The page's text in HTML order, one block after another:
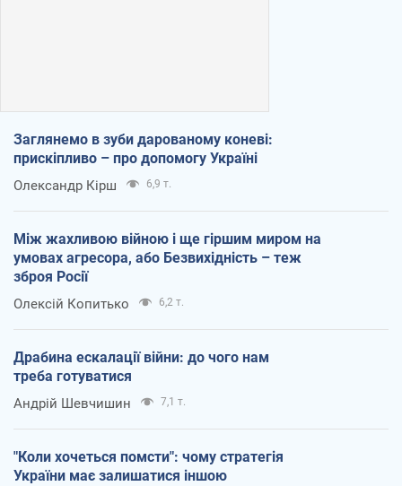
Заглянемо в зуби дарованому коневі:
прискіпливо – про допомогу Україні
Олександр Кірш 6,9 т.
Між жахливою війною і ще гіршим миром на
умовах агресора, або Безвихідність – теж
зброя Росії
Олексій Копитько 6,2 т.
Драбина ескалації війни: до чого нам
треба готуватися
Андрій Шевчишин 7,1 т.
"Коли хочеться помсти": чому стратегія
України має залишатися іншою